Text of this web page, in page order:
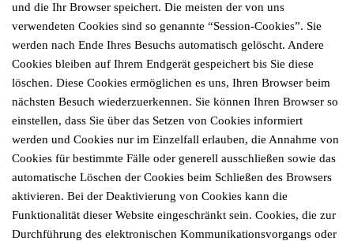
und die Ihr Browser speichert. Die meisten der von uns
verwendeten Cookies sind so genannte “Session-Cookies”. Sie
werden nach Ende Ihres Besuchs automatisch gelöscht. Andere
Cookies bleiben auf Ihrem Endgerät gespeichert bis Sie diese
löschen. Diese Cookies ermöglichen es uns, Ihren Browser beim
nächsten Besuch wiederzuerkennen. Sie können Ihren Browser so
einstellen, dass Sie über das Setzen von Cookies informiert
werden und Cookies nur im Einzelfall erlauben, die Annahme von
Cookies für bestimmte Fälle oder generell ausschließen sowie das
automatische Löschen der Cookies beim Schließen des Browsers
aktivieren. Bei der Deaktivierung von Cookies kann die
Funktionalität dieser Website eingeschränkt sein. Cookies, die zur
Durchführung des elektronischen Kommunikationsvorgangs oder